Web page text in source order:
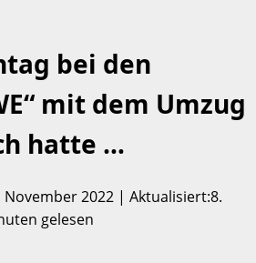
bei den
mit dem Umzug
hatte …
2022 | Aktualisiert:8.
gelesen